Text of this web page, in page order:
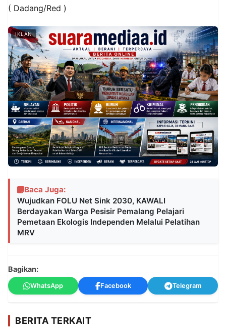
( Dadang/Red )
IKLAN
Baca Juga:
Wujudkan FOLU Net Sink 2030, KAWALI
Berdayakan Warga Pesisir Pemalang Pelajari
Pemetaan Ekologis Independen Melalui Pelatihan
MRV
Bagikan:
WhatsApp Facebook Telegram
BERITA TERKAIT